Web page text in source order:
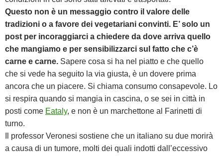
Questo non è un messaggio contro il valore delle
tradizioni o a favore dei vegetariani convinti. E’ solo un
post per incoraggiarci a chiedere da dove arriva quello
che mangiamo e per sensibilizzarci sul fatto che c’è
carne e carne. Sapere cosa si ha nel piatto e che quello
che si vede ha seguito la via giusta, è un dovere prima
ancora che un piacere. Si chiama consumo consapevole. Lo
si respira quando si mangia in cascina, o se sei in città in
posti come Eataly, e non è un marchettone al Farinetti di
turno.
Il professor Veronesi sostiene che un italiano su due morirà
a causa di un tumore, molti dei quali indotti dall’eccessivo